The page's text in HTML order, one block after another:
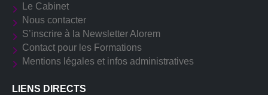
Le Cabinet
Nous contacter
S’inscrire à la Newsletter Alorem
Contact pour les Formations
Mentions légales et infos administratives
LIENS DIRECTS